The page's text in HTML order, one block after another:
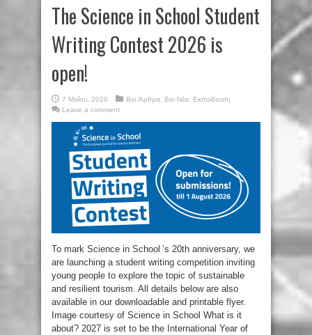
The Science in School Student
Writing Contest 2026 is
open!
7 Μαΐου, 2026 Βιο-Άρθρα Βιο-Νέα
Εκπαίδευση
Leave a comment
To mark Science in School ’s 20th anniversary, we
are launching a student writing competition inviting
young people to explore the topic of sustainable
and resilient tourism. All details below are also
available in our downloadable and printable flyer.
Image courtesy of Science in School What is it
about? 2027 is set to be the International Year of